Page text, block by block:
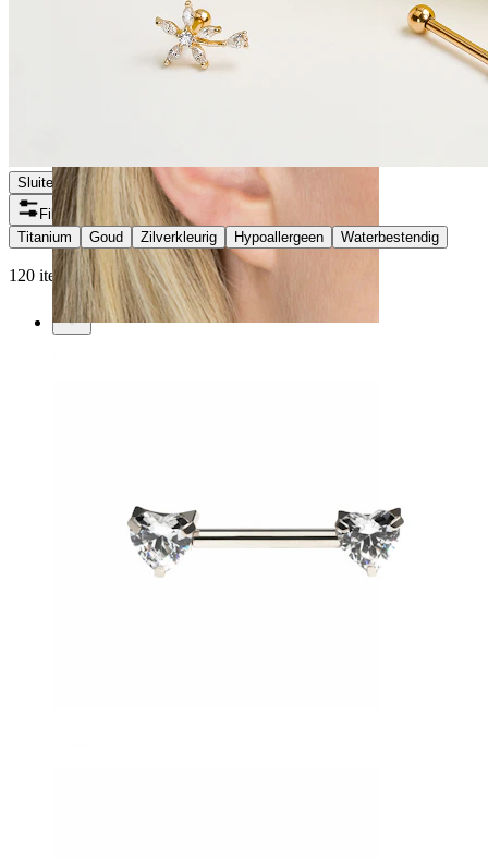
Sluiten
Filters
Titanium
Goud Zilverkleurig Hypoallergeen Waterbestendig
120 items gevonden